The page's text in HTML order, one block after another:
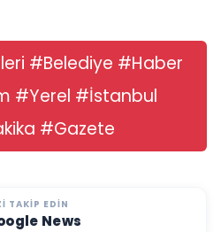
#Belediye #Haber
#Yerel #İstanbul
#Gazete
TAKIP EDIN
News